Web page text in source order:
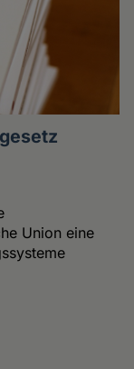
Union eine